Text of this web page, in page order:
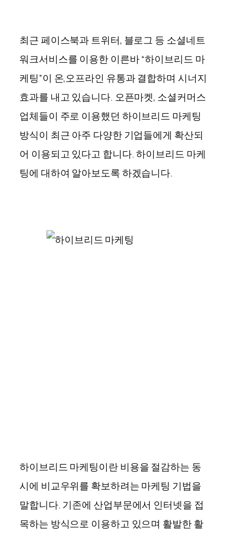
최근 페이스북과 트위터, 블로그 등 소셜네트
워크서비스를 이용한 이른바 “하이브리드 마
케팅”이 온,오프라인 유통과 결합하며 시너지
효과를 내고 있습니다. 오픈마켓, 소셜커머스
업체들이 주로 이용했던 하이브리드 마케팅
방식이 최근 아주 다양한 기업들에게 확산되
어 이용되고 있다고 합니다. 하이브리드 마케
팅에 대하여 알아보도록 하겠습니다.
하이브리드 마케팅이란 비용을 절감하는 동
시에 비교우위를 확보하려는 마케팅 기법을
말합니다. 기존에 산업부문에서 인터넷을 접
목하는 방식으로 이용하고 있으며 활발한 활